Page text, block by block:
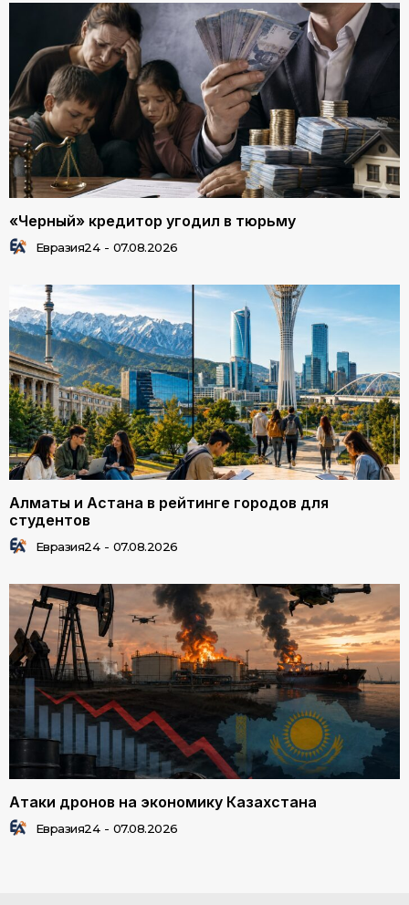
«Черный» кредитор угодил в тюрьму
Евразия24 - 07.08.2026
Алматы и Астана в рейтинге городов для
студентов
Евразия24 - 07.08.2026
Атаки дронов на экономику Казахстана
Евразия24 - 07.08.2026